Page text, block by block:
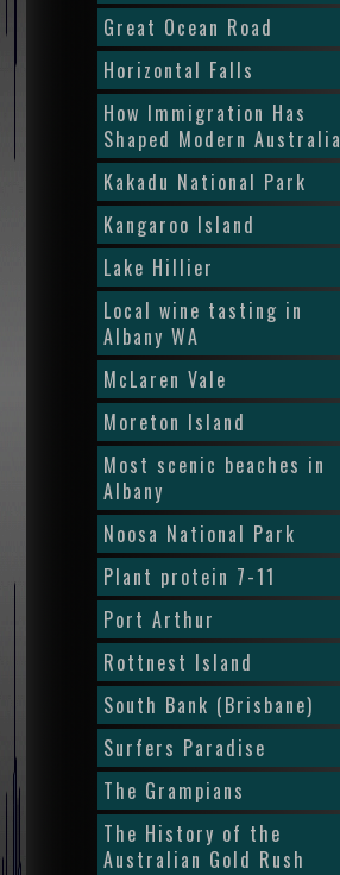
Great Ocean Road
Horizontal Falls
How Immigration Has
Shaped Modern Australia
Kakadu National Park
Kangaroo Island
Lake Hillier
Local wine tasting in
Albany WA
McLaren Vale
Moreton Island
Most scenic beaches in
Albany
Noosa National Park
Plant protein 7-11
Port Arthur
Rottnest Island
South Bank (Brisbane)
Surfers Paradise
The Grampians
The History of the
Australian Gold Rush